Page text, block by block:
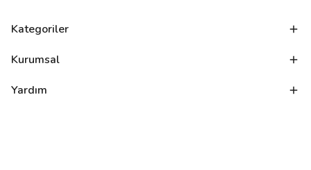
Kategoriler
Kurumsal
Yardım